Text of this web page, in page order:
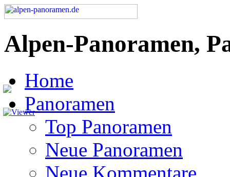
Alpen-Panoramen,
Home
Panoramen
Top Panoramen
Neue Panoramen
Neue Kommentare